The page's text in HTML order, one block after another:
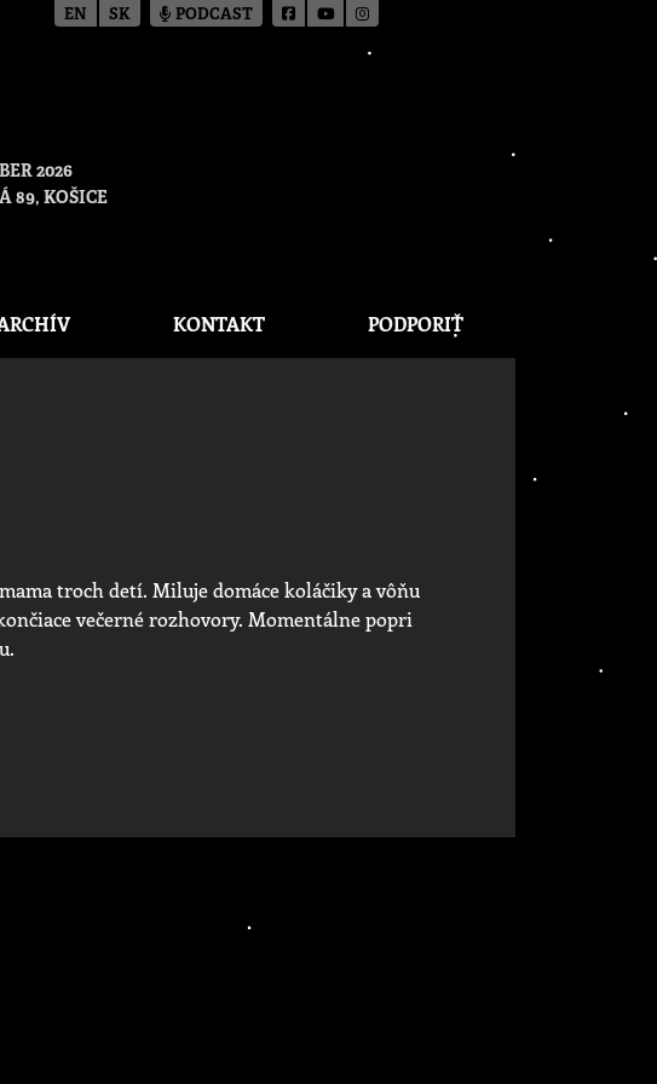
2026
89, KOŠICE
KONTAKT PODPORIŤ
troch detí. Miluje domáce koláčiky a vôňu
večerné rozhovory. Momentálne popri
EN SK PODCAST